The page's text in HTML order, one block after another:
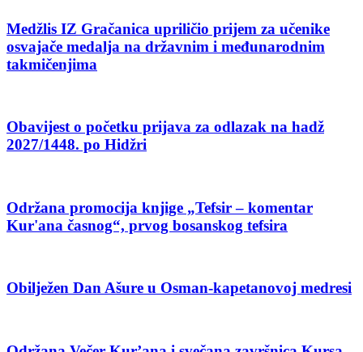
Medžlis IZ Gračanica upriličio prijem za učenike
osvajače medalja na državnim i međunarodnim
takmičenjima
Obavijest o početku prijava za odlazak na hadž
2027/1448. po Hidžri
Održana promocija knjige „Tefsir – komentar
Kur'ana časnog“, prvog bosanskog tefsira
Obilježen Dan Ašure u Osman-kapetanovoj medresi